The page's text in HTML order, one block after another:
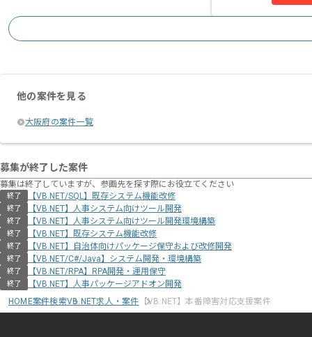
他の案件を見る
大阪府の案件一覧
募集が終了した案件
募集は終了していますが、参画先を探す際にお役立てください
終了 【VB.NET/SQL】既存システム機能改修
終了 【VB.NET】人事システム向けツール開発
終了 【VB.NET】人事システム向けツール開発環境構築
終了 【VB.NET】既存システム機能改修
終了 【VB.NET】自治体向けパッケージ保守および改修開発
終了 【VB.NET/C#/Java】システム開発・環境構築
終了 【VB.NET/RPA】RPA開発・運用保守
終了
【VB.NET】人事パッケージアドオン開発
HOME案件検索VB.NET求人・案件 【VB.NET】本番障害対応支援案件